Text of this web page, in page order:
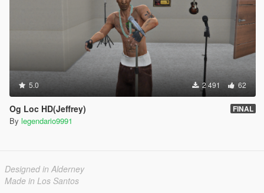
5.0 2 491 62
Og Loc HD(Jeffrey) FINAL
By legendario9991
Designed in Alderney
Made in Los Santos